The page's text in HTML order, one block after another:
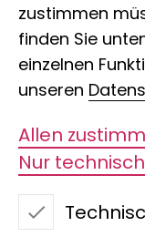
Evolutioneum
Ein
für
zustimmen
finden Sie
einzelnen
unseren
Allen
Nur